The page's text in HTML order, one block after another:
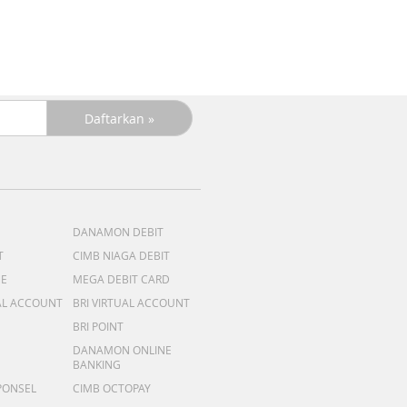
DANAMON DEBIT
CIMB NIAGA DEBIT
MEGA DEBIT CARD
ACCOUNT
BRI VIRTUAL ACCOUNT
BRI POINT
DANAMON ONLINE
BANKING
CIMB OCTOPAY